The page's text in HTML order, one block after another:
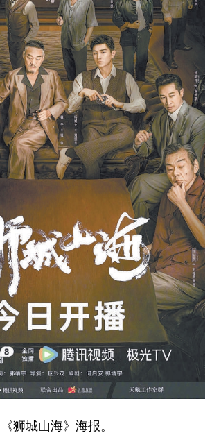
人居 信息化 数字经济
乡村振兴 银龄 溯源中国
旅游 能源 会展
娱乐 时尚 悦读
一带一路 亚太网 上市公司
天津 河北 山西
吉林 上海 江苏
安徽 江西
河南 湖北 湖南
广西 海南 重庆
贵州 云南 西藏
《狮城山海》海报。